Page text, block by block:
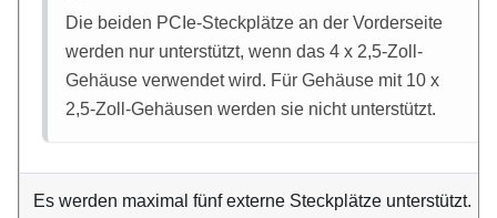
Die beiden PCIe-Steckplätze an der Vorderseite
werden nur unterstützt, wenn das 4 x 2,5-Zoll-
Gehäuse verwendet wird. Für Gehäuse mit 10 x
2,5-Zoll-Gehäusen werden sie nicht unterstützt.
Es werden maximal fünf externe Steckplätze unterstützt.